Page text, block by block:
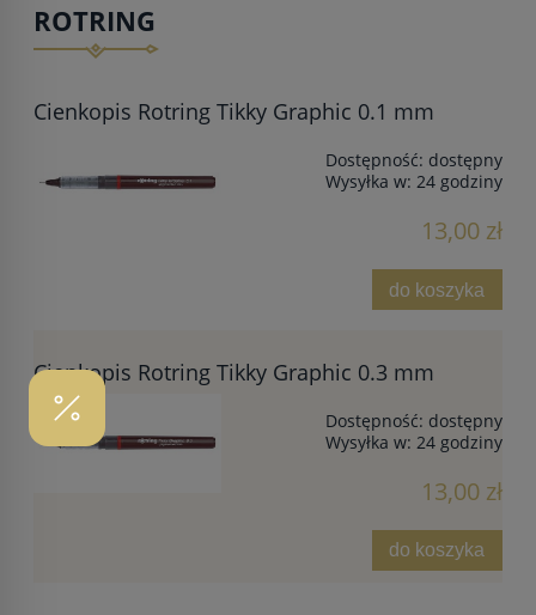
ROTRING
Cienkopis Rotring Tikky Graphic 0.1 mm
Dostępność: dostępny
Wysyłka w: 24 godziny
13,00 zł
do koszyka
Cienkopis Rotring Tikky Graphic 0.3 mm
Dostępność: dostępny
Wysyłka w: 24 godziny
13,00 zł
do koszyka